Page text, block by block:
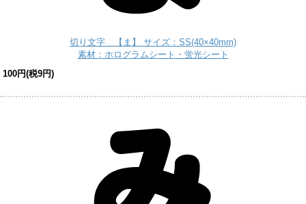
切り文字 【ま】 サイズ：SS(40×40mm)
素材：ホログラムシート・蛍光シート
100円(税9円)